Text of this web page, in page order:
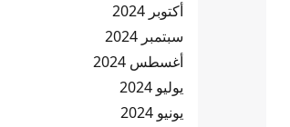
أكتوبر 2024
سبتمبر 2024
أغسطس 2024
يوليو 2024
يونيو 2024